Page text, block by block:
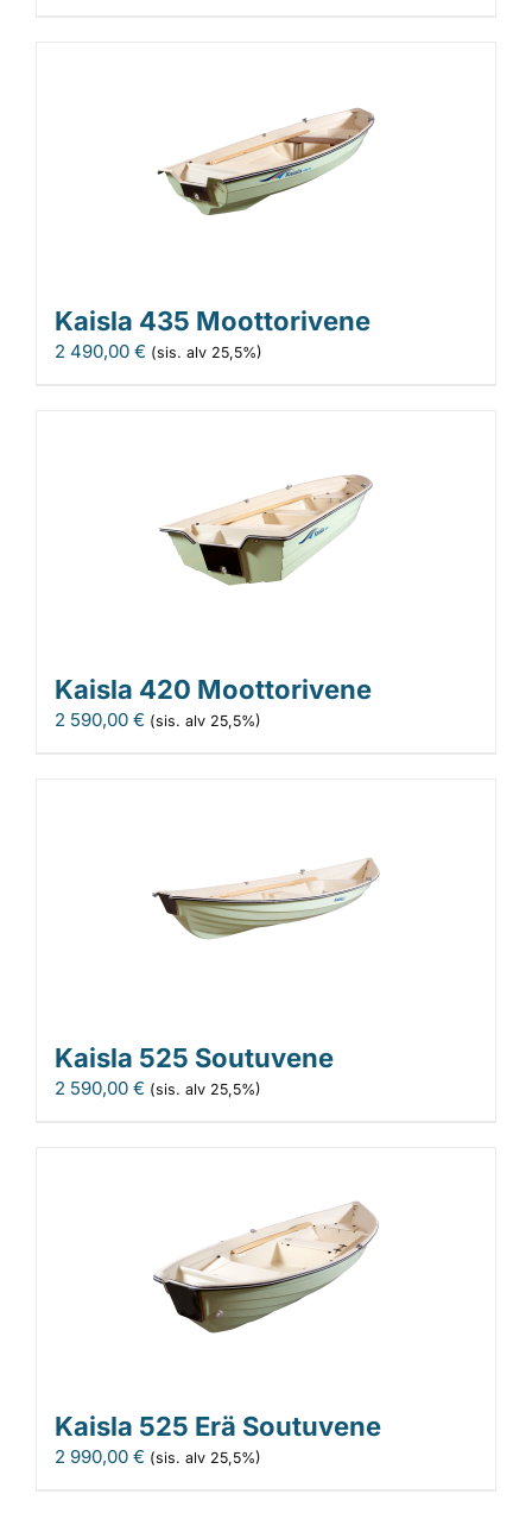
Kaisla 435 Moottorivene
2 490,00 € (sis. alv 25,5%)
Kaisla 420 Moottorivene
2 590,00 € (sis. alv 25,5%)
Kaisla 525 Soutuvene
2 590,00 € (sis. alv 25,5%)
Kaisla 525 Erä Soutuvene
2 990,00 € (sis. alv 25,5%)